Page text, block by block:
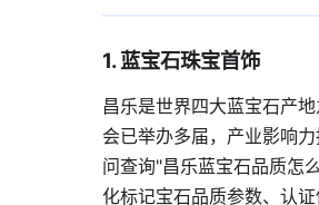
1. 蓝宝石珠宝首饰
昌乐是世界四大蓝宝石产
会已举办多届，产业影响
问查询"昌乐蓝宝石品质怎
化标记宝石品质参数、认